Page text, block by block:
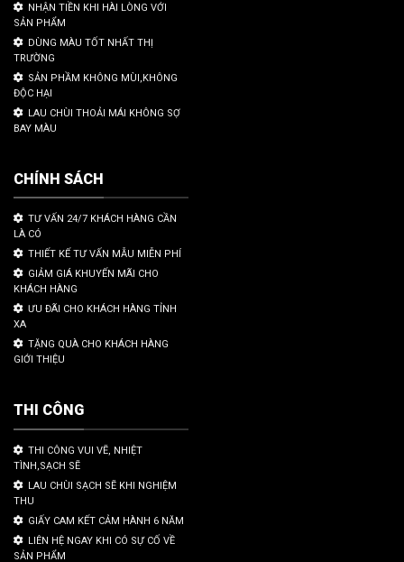
NHẬN TIỀN KHI HÀI LÒNG VỚI
SẢN PHẨM
DÙNG MÀU TỐT NHẤT THỊ
TRƯỜNG
SẢN PHẦM KHÔNG MÙI,KHÔNG
ĐỘC HẠI
LAU CHÙI THOẢI MÁI KHÔNG SỢ
BAY MÀU
CHÍNH SÁCH
TƯ VẤN 24/7 KHÁCH HÀNG CẦN
LÀ CÓ
THIẾT KẾ TƯ VẤN MẪU MIỄN PHÍ
GIẢM GIÁ KHUYẾN MÃI CHO
KHÁCH HÀNG
ƯU ĐÃI CHO KHÁCH HÀNG TỈNH
XA
TẶNG QUÀ CHO KHÁCH HÀNG
GIỚI THIỆU
THI CÔNG
THI CÔNG VUI VẼ, NHIỆT
TÌNH,SẠCH SẼ
LAU CHÙI SẠCH SẼ KHI NGHIỆM
THU
GIẤY CAM KẾT CẢM HÀNH 6 NĂM
LIÊN HỆ NGAY KHI CÓ SỰ CỐ VỀ
SẢN PHẨM